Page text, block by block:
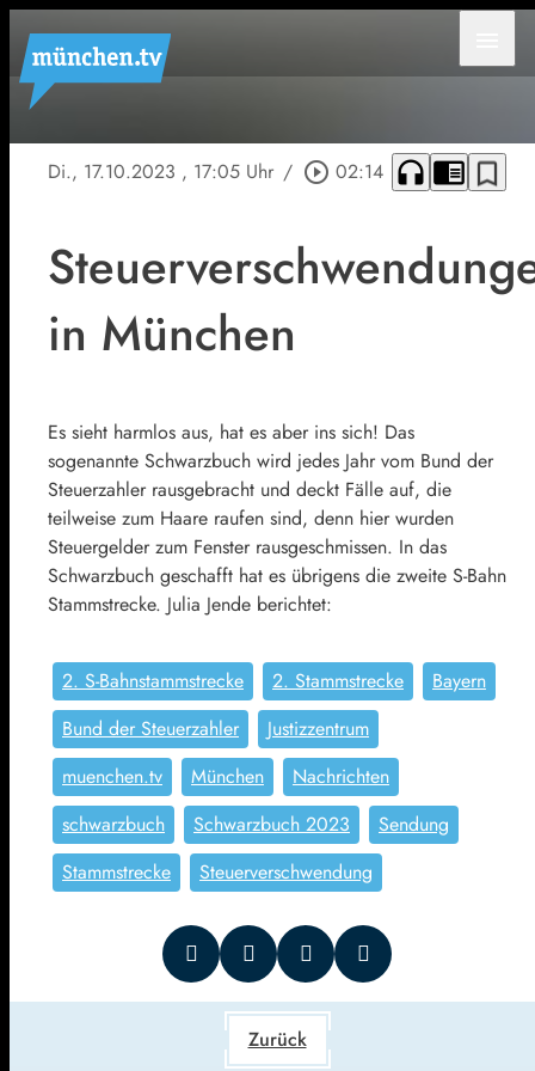
Di., 17.10.2023 , 17:05 Uhr / play_circle_outline 02:14 headphones chrome_reader_mode bookmark_border
in München
Es sieht harmlos aus, hat es aber ins sich! Das
sogenannte Schwarzbuch wird jedes Jahr vom Bund der
Steuerzahler rausgebracht und deckt Fälle auf, die
teilweise zum Haare raufen sind, denn hier wurden
Steuergelder zum Fenster rausgeschmissen. In das
Schwarzbuch geschafft hat es übrigens die zweite S-Bahn
Stammstrecke. Julia Jende berichtet:
2. S-Bahnstammstrecke 2. Stammstrecke
Bayern
Bund der Steuerzahler
Justizzentrum
muenchen.tv
München
Nachrichten
schwarzbuch
Schwarzbuch 2023
Sendung
Stammstrecke
Steuerverschwendung
Zurück